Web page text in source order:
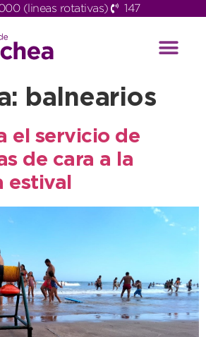
(lineas rotativas) 147
balnearios
el servicio de
de cara a la
estival